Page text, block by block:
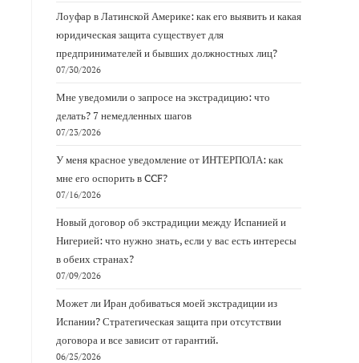
Лоуфар в Латинской Америке: как его выявить и какая
юридическая защита существует для
предпринимателей и бывших должностных лиц?
07/30/2026
Мне уведомили о запросе на экстрадицию: что
делать? 7 немедленных шагов
07/23/2026
У меня красное уведомление от ИНТЕРПОЛА: как
мне его оспорить в CCF?
07/16/2026
Новый договор об экстрадиции между Испанией и
Нигерией: что нужно знать, если у вас есть интересы
в обеих странах?
07/09/2026
Может ли Иран добиваться моей экстрадиции из
Испании? Стратегическая защита при отсутствии
договора и все зависит от гарантий.
06/25/2026